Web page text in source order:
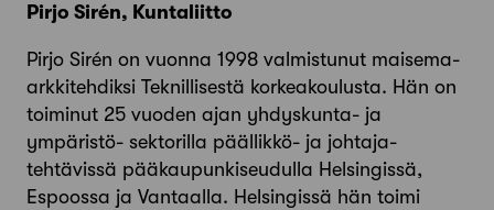
Pirjo Sirén, Kuntaliitto
Pirjo Sirén on vuonna 1998 valmistunut maisema-
arkkitehdiksi Teknillisestä korkeakoulusta. Hän on
toiminut 25 vuoden ajan yhdyskunta- ja
ympäristö- sektorilla päällikkö- ja johtaja-
tehtävissä pääkaupunkiseudulla Helsingissä,
Espoossa ja Vantaalla. Helsingissä hän toimi